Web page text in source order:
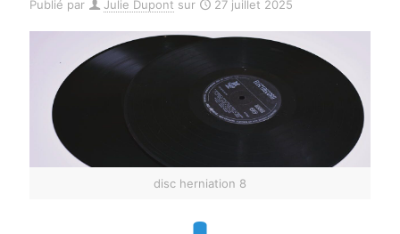
Publié par Julie Dupont sur 27 juillet 2025
disc herniation 8